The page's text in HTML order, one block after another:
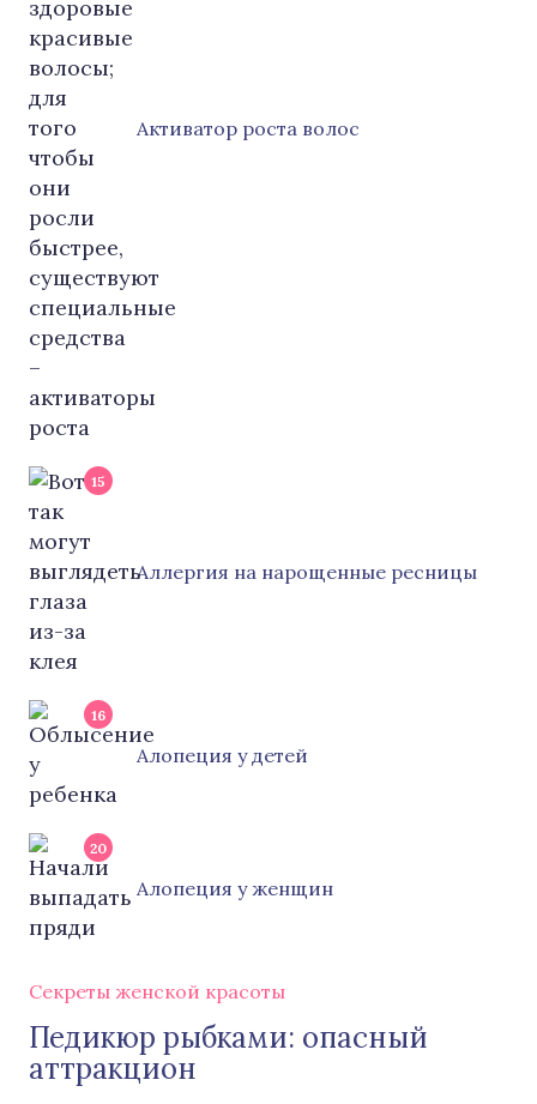
Активатор роста волос
15
Аллергия на нарощенные ресницы
16
Алопеция у детей
20
Алопеция у женщин
Секреты женской красоты
Педикюр рыбками: опасный
аттракцион